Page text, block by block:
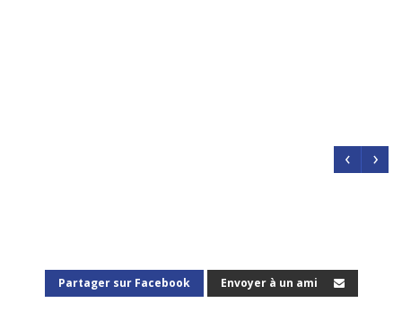
‹ ›
Partager sur Facebook Envoyer à un ami